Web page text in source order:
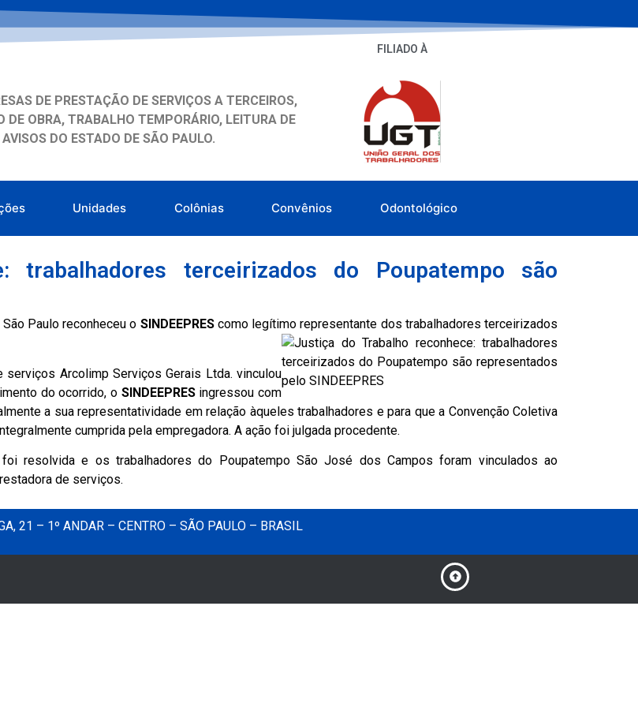
DE PRESTAÇÃO DE SERVIÇOS A TERCEIROS,
OBRA, TRABALHO TEMPORÁRIO, LEITURA DE
DO ESTADO DE SÃO PAULO.
FILIADO À
Unidades Colônias Convênios Odontológico
trabalhadores terceirizados do Poupatempo são
Paulo reconheceu o SINDEEPRES como legítimo representante dos trabalhadores terceirizados
Arcolimp Serviços Gerais Ltda. vinculou
do ocorrido, o SINDEEPRES ingressou com
a sua representatividade em relação àqueles trabalhadores e para que a Convenção Coletiva
cumprida pela empregadora. A ação foi julgada procedente.
resolvida e os trabalhadores do Poupatempo São José dos Campos foram vinculados ao
de serviços.
21 – 1º ANDAR – CENTRO – SÃO PAULO – BRASIL